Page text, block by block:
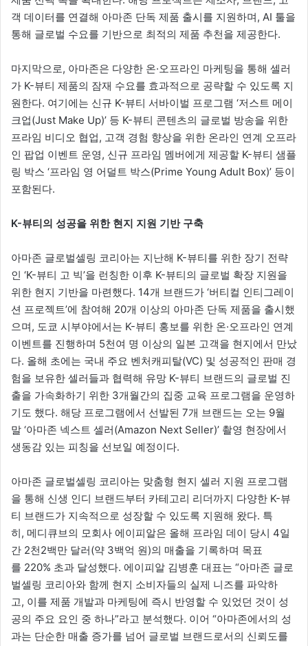
객 데이터를 연결해 아마존 단독 제품 출시를 지원하며, AI 툴을
통해 글로벌 수요를 기반으로 최적의 제품 추천을 제공한다.
마지막으로, 아마존은 다양한 온·오프라인 마케팅을 통해 셀러
가 K-뷰티 제품의 잠재 수요를 효과적으로 공략할 수 있도록 지
원한다. 여기에는 신규 K-뷰티 서바이벌 프로그램 ‘저스트 메이
크업(Just Make Up)’ 등 K-뷰티 콘텐츠의 글로벌 방송을 위한
프라임 비디오 협업, 고객 경험 향상을 위한 온라인 연계 오프라
인 팝업 이벤트 운영, 신규 프라임 멤버에게 제공할 K-뷰티 샘플
링 박스 ‘프라임 영 어덜트 박스(Prime Young Adult Box)’ 등이
포함된다.
K-뷰티의 성공을 위한 현지 지원 기반 구축
아마존 글로벌셀링 코리아는 지난해 K-뷰티를 위한 장기 전략
인 ‘K-뷰티 고 빅’을 런칭한 이후 K-뷰티의 글로벌 확장 지원을
위한 현지 기반을 마련했다. 14개 브랜드가 ‘버티컬 인티그레이
션 프로젝트’에 참여해 20개 이상의 아마존 단독 제품을 출시했
으며, 도쿄 시부야에서는 K-뷰티 홍보를 위한 온·오프라인 연계
이벤트를 진행하며 5천여 명 이상의 일본 고객을 현지에서 만났
다. 올해 초에는 국내 주요 벤처캐피탈(VC) 및 성공적인 판매 경
험을 보유한 셀러들과 협력해 유망 K-뷰티 브랜드의 글로벌 진
출을 가속화하기 위한 3개월간의 집중 교육 프로그램을 운영하
기도 했다. 해당 프로그램에서 선발된 7개 브랜드는 오는 9월
말 ‘아마존 넥스트 셀러(Amazon Next Seller)’ 촬영 현장에서
생동감 있는 피칭을 선보일 예정이다.
아마존 글로벌셀링 코리아는 맞춤형 현지 셀러 지원 프로그램
을 통해 신생 인디 브랜드부터 카테고리 리더까지 다양한 K-뷰
티 브랜드가 지속적으로 성장할 수 있도록 지원해 왔다. 특
히, 메디큐브의 모회사 에이피알은 올해 프라임 데이 당시 4일
간 2천2백만 달러(약 3백억 원)의 매출을 기록하며 목표
를 220% 초과 달성했다. 에이피알 김병훈 대표는 “아마존 글로
벌셀링 코리아와 함께 현지 소비자들의 실제 니즈를 파악하
고, 이를 제품 개발과 마케팅에 즉시 반영할 수 있었던 것이 성
공의 주요 요인 중 하나”라고 분석했다. 이어 “아마존에서의 성
과는 단순한 매출 증가를 넘어 글로벌 브랜드로서의 신뢰도를